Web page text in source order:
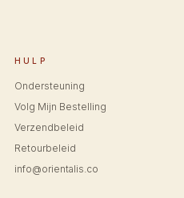
HULP
Ondersteuning
Volg Mijn Bestelling
Verzendbeleid
Retourbeleid
info@orientalis.co